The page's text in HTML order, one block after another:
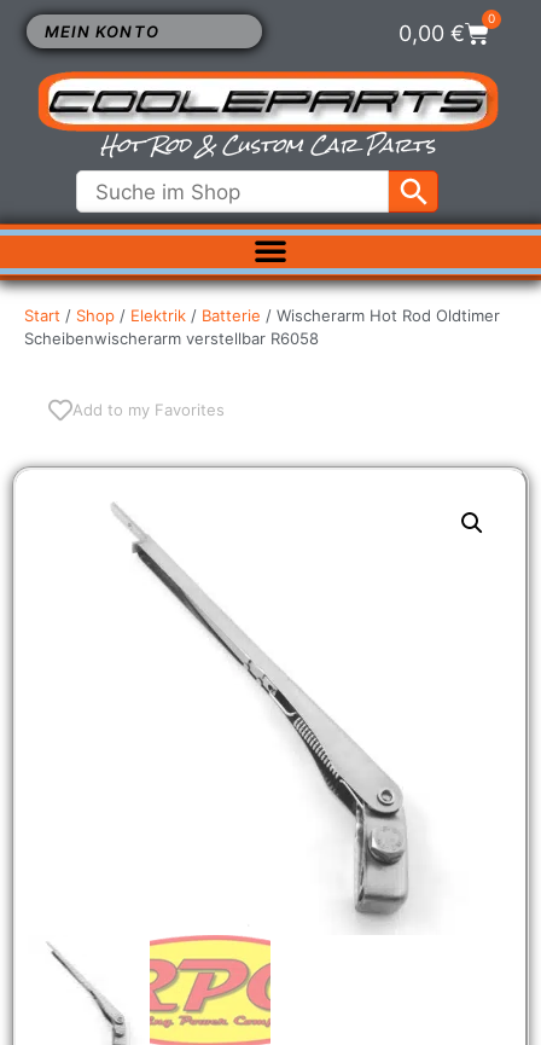
MEIN KONTO 0,00€
0
Hot Rod & Custom Car Parts
ELEKTRIK
EXTERIEUR
FAHRWERK
KÜHLUNG
MOTOR
Start / Shop / Elektrik / Batterie / Wischerarm Hot Rod Oldtimer
Scheibenwischerarm verstellbar R6058
Add to my Favorites